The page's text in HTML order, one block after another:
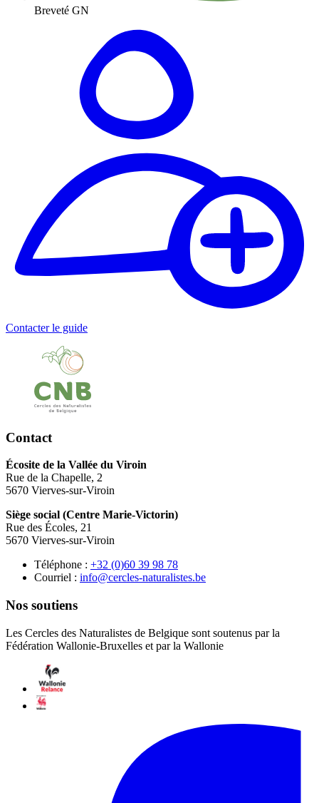
Breveté GN
Contacter le guide
Contact
Écosite de la Vallée du Viroin
Rue de la Chapelle, 2
5670 Vierves-sur-Viroin
Siège social (Centre Marie-Victorin)
Rue des Écoles, 21
5670 Vierves-sur-Viroin
Téléphone : 87 89 93 06(0) 23+
Courriel : eb.setsilarutan-selcrec@ofni
Nos soutiens
Les Cercles des Naturalistes de Belgique sont soutenus par la
Fédération Wallonie-Bruxelles et par la Wallonie